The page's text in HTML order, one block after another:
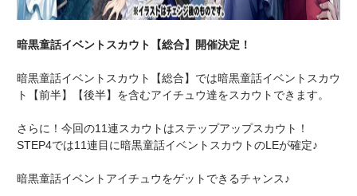
暗黒童話イベントスカウト【総合】開催決定！
暗黒童話イベントスカウト【総合】では暗黒童話イベントスカウ
ト【前半】【後半】を含むアイチュウ達をスカウトできます。
さらに！今回の11連スカウトはステップアップスカウト！
STEP4では11連目に暗黒童話イベントスカウトのLEが確定♪
暗黒童話イベントアイチュウをゲットできるチャンス♪